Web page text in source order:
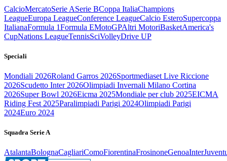
CalcioMercatoSerie ASerie BCoppa ItaliaChampions
LeagueEuropa LeagueConference LeagueCalcio EsteroSupercoppa
ItalianaFormula 1Formula EMotoGPAltri MotoriBasketAmerica's
CupNations LeagueTennisSciVolleyDrive UP
Speciali
Mondiali 2026Roland Garros 2026Sportmediaset Live Riccione
2026Scudetto Inter 2026Olimpiadi Invernali Milano Cortina
2026Super Bowl 2026Eicma 2025Mondiale per club 2025EICMA
Riding Fest 2025Paralimpiadi Parigi 2024Olimpiadi Parigi
2024Euro 2024
Squadra Serie A
AtalantaBolognaCagliariComoFiorentinaFrosinoneGenoaInter